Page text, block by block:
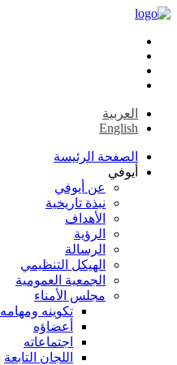
العربية
English
الصفحة الرئيسة
أيوفي
عن أيوفي
نبذة تاريخية
الأهداف
الرؤية
الرسالة
الهيكل التنظيمي
الجمعية العمومية
مجلس الأمناء
تكوينه ومهامه
أعضاؤه
اجتماعاته
اللجان التابعة